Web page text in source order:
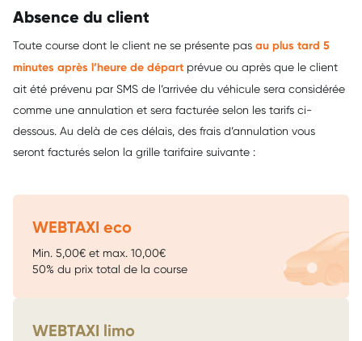
Absence du client
Toute course dont le client ne se présente pas au plus tard 5
minutes après l’heure de départ prévue ou après que le client
ait été prévenu par SMS de l’arrivée du véhicule sera considérée
comme une annulation et sera facturée selon les tarifs ci-
dessous. Au delà de ces délais, des frais d’annulation vous
seront facturés selon la grille tarifaire suivante :
WEBTAXI eco
Min. 5,00€ et max. 10,00€
50% du prix total de la course
WEBTAXI limo